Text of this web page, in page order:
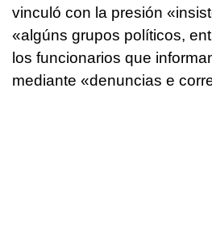
vinculó con la presión «
«algúns grupos políticos,
los funcionarios que
mediante «denuncias e